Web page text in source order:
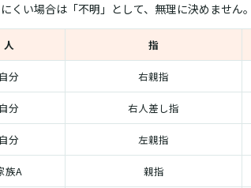
くい場合は「不明」として、無理に決めません。
人 指
自分 右親指
自分 右人差し指
自分 左親指
族A 親指